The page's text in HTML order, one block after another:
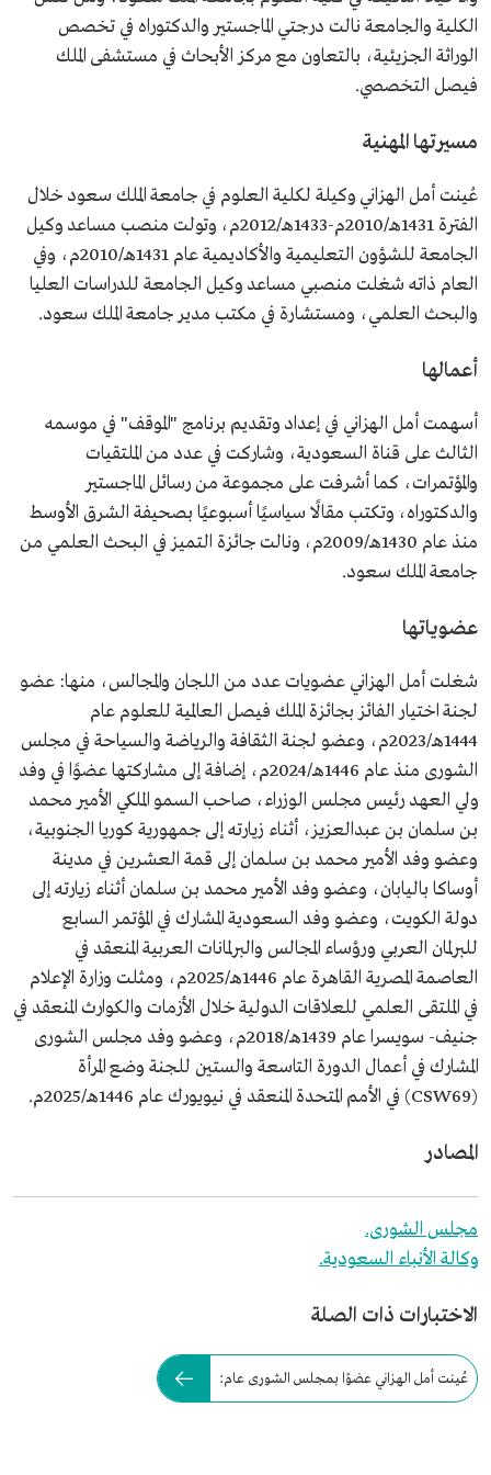
المنصب الحالي
عضو مجلس الشورى.
تاريخ التعيين
2024م.
الكلية والجامعة نالت درجتي الماجستير والدكتوراه في تخصص
الوراثة الجزيئية، بالتعاون مع مركز الأبحاث في مستشفى الملك
فيصل التخصصي.
مسيرتها المهنية
عُينت أمل الهزاني وكيلة لكلية العلوم في جامعة الملك سعود خلال
الفترة 1431هـ/2010م-1433هـ/2012م، وتولت منصب مساعد وكيل
الجامعة للشؤون التعليمية والأكاديمية عام 1431هـ/2010م، وفي
العام ذاته شغلت منصبي مساعد وكيل الجامعة للدراسات العليا
والبحث العلمي، ومستشارة في مكتب مدير جامعة الملك سعود.
أعمالها
أسهمت أمل الهزاني في إعداد وتقديم برنامج "الموقف" في موسمه
الثالث على قناة السعودية، وشاركت في عدد من الملتقيات
والمؤتمرات، كما أشرفت على مجموعة من رسائل الماجستير
والدكتوراه، وتكتب مقالًا سياسيًا أسبوعيًا بصحيفة الشرق الأوسط
منذ عام 1430هـ/2009م، ونالت جائزة التميز في البحث العلمي من
جامعة الملك سعود.
عضوياتها
شغلت أمل الهزاني عضويات عدد من اللجان والمجالس، منها: عضو
لجنة اختيار الفائز بجائزة الملك فيصل العالمية للعلوم عام
1444هـ/2023م، وعضو لجنة الثقافة والرياضة والسياحة في مجلس
الشورى منذ عام 1446هـ/2024م، إضافة إلى مشاركتها عضوًا في وفد
ولي العهد رئيس مجلس الوزراء، صاحب السمو الملكي الأمير محمد
بن سلمان بن عبدالعزيز، أثناء زيارته إلى جمهورية كوريا الجنوبية،
وعضو وفد الأمير محمد بن سلمان إلى قمة العشرين في مدينة
أوساكا باليابان، وعضو وفد الأمير محمد بن سلمان أثناء زيارته إلى
دولة الكويت، وعضو وفد السعودية المشارك في المؤتمر السابع
للبرلمان العربي ورؤساء المجالس والبرلمانات العربية المنعقد في
العاصمة المصرية القاهرة عام 1446هـ/2025م، ومثلت وزارة الإعلام
في الملتقى العلمي للعلاقات الدولية خلال الأزمات والكوارث المنعقد في
جنيف- سويسرا عام 1439هـ/2018م، وعضو وفد مجلس الشورى
المشارك في أعمال الدورة التاسعة والستين للجنة وضع المرأة
(CSW69) في الأمم المتحدة المنعقد في نيويورك عام 1446هـ/2025م.
المصادر
مجلس الشورى.
وكالة الأنباء السعودية.
الاختبارات ذات الصلة
عُينت أمل الهزاني عضوًا بمجلس الشورى عام: